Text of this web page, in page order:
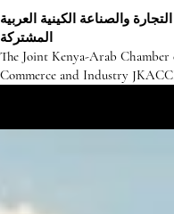
والصناعة الكينية العربية
المشتركة
The Joint Kenya-Arab Chamber
Commerce and Industry